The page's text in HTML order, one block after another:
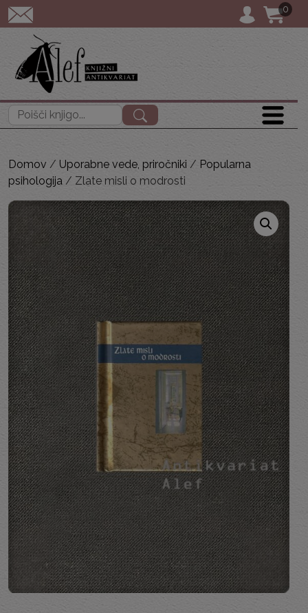
POŠTNINA: 0
Išči:
Domov / Uporabne vede, priročniki / Popularna
psihologija / Zlate misli o modrosti